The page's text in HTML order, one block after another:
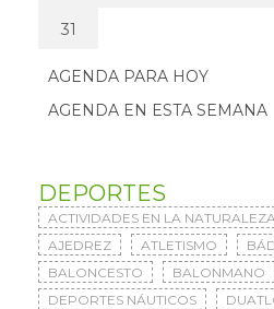
31
AGENDA PARA HOY
AGENDA EN ESTA SEMANA
DEPORTES
ACTIVIDADES EN LA
AJEDREZ
ATLETISMO
BALONCESTO
BALONMANO
DEPORTES NÁUTICOS